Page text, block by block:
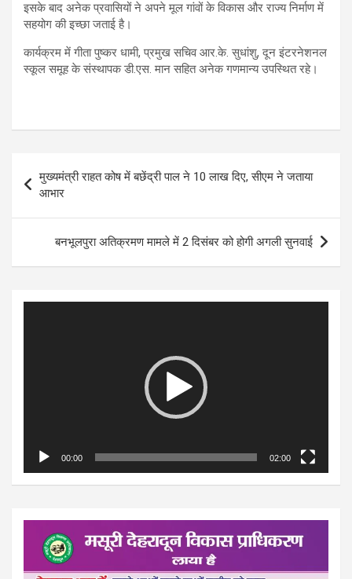
इसके बाद अनेक प्रवासियों ने अपने मूल गांवों के विकास और राज्य निर्माण में
सहयोग की इच्छा जताई है।
कार्यक्रम में गीता पुष्कर धामी, प्रमुख सचिव आर.के. सुधांशु, दून इंटरनेशनल
स्कूल समूह के संस्थापक डी.एस. मान सहित अनेक गणमान्य उपस्थित रहे।
navigation
मुख्यमंत्री राहत कोष में बछेंद्री पाल ने 10 लाख दिए, सीएम ने जताया
आभार
बनभूलपुरा अतिक्रमण मामले में 2 दिसंबर को होगी अगली सुनवाई
00:00 02:00